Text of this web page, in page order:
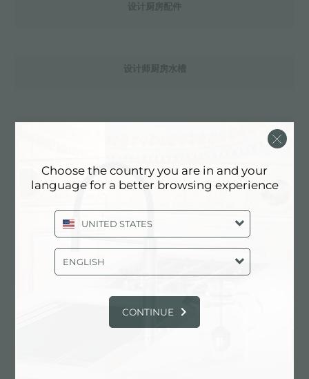
设计厨房配件
设计师厨房水槽
设计师电器
设计板
Choose the country you are in and your
language for a better browsing experience
UNITED STATES
ENGLISH
CONTINUE